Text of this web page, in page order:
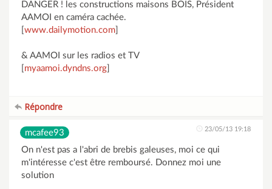
DANGER ! les constructions maisons BOIS, Président
AAMOI en caméra cachée.
www.dailymotion.com
& AAMOI sur les radios et TV
myaamoi.dyndns.org
Répondre
mcafee93 23/05/13 19:18
On n'est pas a l'abri de brebis galeuses, moi ce qui
m'intéresse c'est être remboursé. Donnez moi une
solution